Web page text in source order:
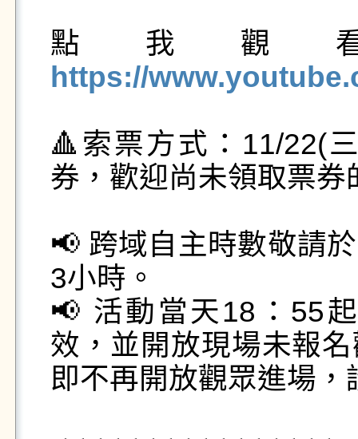
點我觀
https://
🔺索票方式：11/22(
券，歡迎尚未領取票
📢 跨域自主時數敬請
3小時。
📢 活動當天18：55
效，並開放現場未報
即不再開放觀眾進場